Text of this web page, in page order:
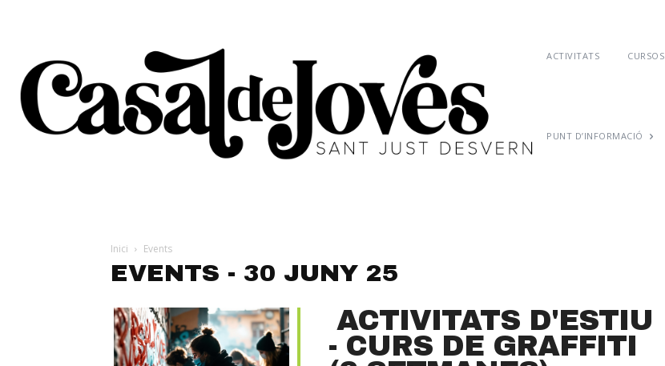
ACTIVITATS CURSOS
PUNT D’INFORMACIÓ
Inici Events
EVENTS - 30 JUNY 25
ACTIVITATS D'ESTIU
- CURS DE GRAFFITI